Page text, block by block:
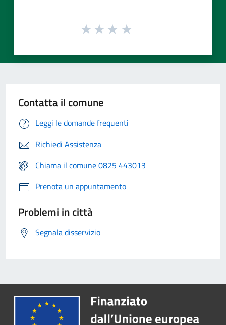
Contatta il comune
Leggi le domande frequenti
Richiedi Assistenza
Chiama il comune 0825 443013
Prenota un appuntamento
Problemi in città
Segnala disservizio